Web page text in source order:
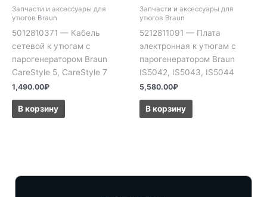
Запчасти и аксессуары для
утюгов Braun
5012810371 — Кабель
сетевой к утюгам с
парогенератором Braun
CareStyle 5, CareStyle 7
1,490.00₽
В корзину
Запчасти и аксессуары для
утюгов Braun
5212811091 — Плата
электронная к утюгам с
парогенератором Braun
IS5042, IS5043, IS5044
5,580.00₽
В корзину